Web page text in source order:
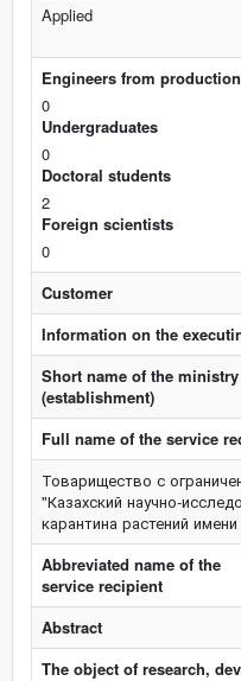
Applied
Engineers from production
0
Undergraduates
0
Doctoral students
2
Foreign scientists
0
Customer
Information on the
Short name of the ministry
(establishment)
Full name of the service
Товарищество с
"Казахский научно-
карантина растений
Abbreviated name of the
service recipient
Abstract
The object of research,